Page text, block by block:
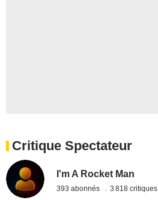
Critique Spectateur
I'm A Rocket Man
393 abonnés 3 818 critiques